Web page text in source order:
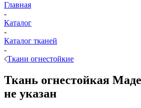
Главная
-
Каталог
-
Каталог тканей
-
Ткани огнестойкие
Ткань огнестойкая
не указан